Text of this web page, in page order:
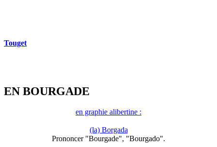
Touget
EN BOURGADE
en graphie alibertine :
(la) Borgada
Prononcer "Bourgade", "Bourgado".